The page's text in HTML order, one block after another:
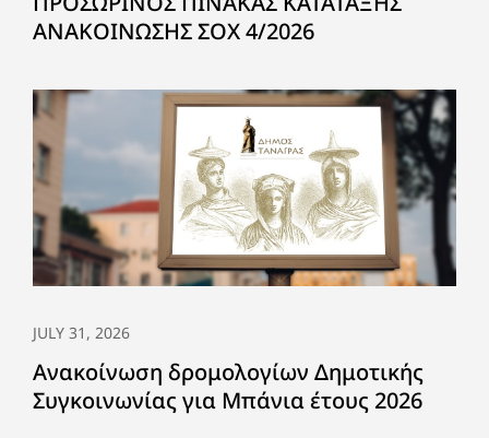
ΑΝΑΚΟΙΝΩΣΗΣ ΣΟΧ 4/2026
JULY 31, 2026
Ανακοίνωση δρομολογίων Δημοτικής
Συγκοινωνίας για Μπάνια έτους 2026